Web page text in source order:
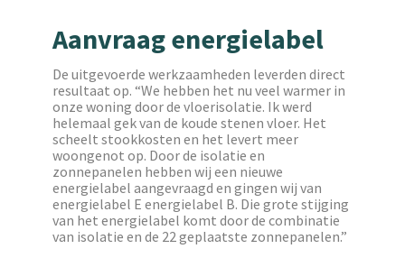
Aanvraag energielabel
De uitgevoerde werkzaamheden leverden direct
resultaat op. “We hebben het nu veel warmer in
onze woning door de vloerisolatie. Ik werd
helemaal gek van de koude stenen vloer. Het
scheelt stookkosten en het levert meer
woongenot op. Door de isolatie en
zonnepanelen hebben wij een nieuwe
energielabel aangevraagd en gingen wij van
energielabel E energielabel B. Die grote stijging
van het energielabel komt door de combinatie
van isolatie en de 22 geplaatste zonnepanelen.”